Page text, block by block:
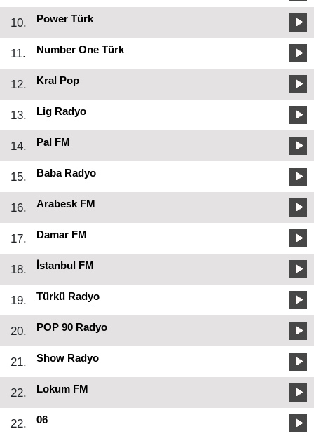
10. Power Türk
11. Number One Türk
12. Kral Pop
13. Lig Radyo
14. Pal FM
15. Baba Radyo
16. Arabesk FM
17. Damar FM
18. İstanbul FM
19. Türkü Radyo
20. POP 90 Radyo
21. Show Radyo
22. Lokum FM
22. 06